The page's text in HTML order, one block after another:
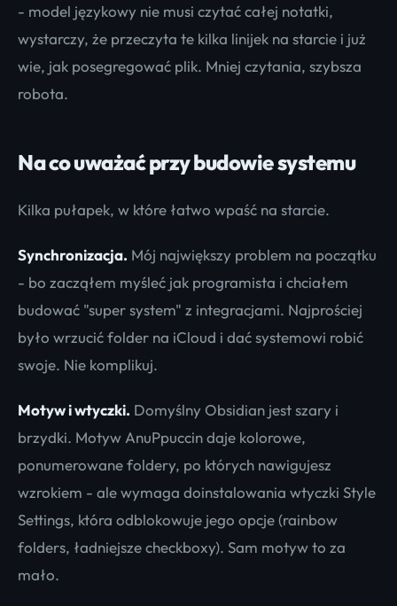
- model językowy nie musi czytać całej notatki,
wystarczy, że przeczyta te kilka linijek na starcie i już
wie, jak posegregować plik. Mniej czytania, szybsza
robota.
Na co uważać przy budowie systemu
Kilka pułapek, w które łatwo wpaść na starcie.
Synchronizacja. Mój największy problem na początku
- bo zacząłem myśleć jak programista i chciałem
budować "super system" z integracjami. Najprościej
było wrzucić folder na iCloud i dać systemowi robić
swoje. Nie komplikuj.
Motyw i wtyczki. Domyślny Obsidian jest szary i
brzydki. Motyw AnuPpuccin daje kolorowe,
ponumerowane foldery, po których nawigujesz
wzrokiem - ale wymaga doinstalowania wtyczki Style
Settings, która odblokowuje jego opcje (rainbow
folders, ładniejsze checkboxy). Sam motyw to za
mało.